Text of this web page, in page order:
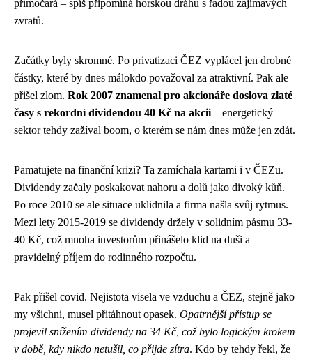
přímočará – spíš připomíná horskou dráhu s řadou zajímavých
zvratů.
Začátky byly skromné. Po privatizaci ČEZ vyplácel jen drobné
částky, které by dnes málokdo považoval za atraktivní. Pak ale
přišel zlom. Rok 2007 znamenal pro akcionáře doslova zlaté
časy s rekordní dividendou 40 Kč na akcii – energetický
sektor tehdy zažíval boom, o kterém se nám dnes může jen zdát.
Pamatujete na finanční krizi? Ta zamíchala kartami i v ČEZu.
Dividendy začaly poskakovat nahoru a dolů jako divoký kůň.
Po roce 2010 se ale situace uklidnila a firma našla svůj rytmus.
Mezi lety 2015-2019 se dividendy držely v solidním pásmu 33-
40 Kč, což mnoha investorům přinášelo klid na duši a
pravidelný příjem do rodinného rozpočtu.
Pak přišel covid. Nejistota visela ve vzduchu a ČEZ, stejně jako
my všichni, musel přitáhnout opasek. Opatrnější přístup se
projevil snížením dividendy na 34 Kč, což bylo logickým krokem
v době, kdy nikdo netušil, co přijde zítra. Kdo by tehdy řekl, že